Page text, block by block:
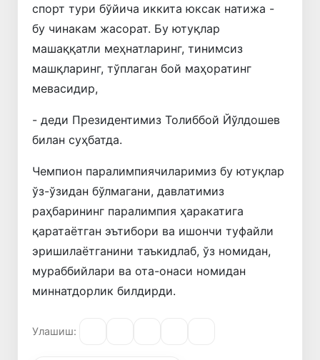
спорт тури бўйича иккита юксак натижа -
бу чинакам жасорат. Бу ютуқлар
машаққатли меҳнатларинг, тинимсиз
машқларинг, тўплаган бой маҳоратинг
мевасидир,
- деди Президентимиз Толиббой Йўлдошев
билан суҳбатда.
Чемпион паралимпиячиларимиз бу ютуқлар
ўз-ўзидан бўлмагани, давлатимиз
раҳбарининг паралимпия ҳаракатига
қаратаётган эътибори ва ишончи туфайли
эришилаётганини таъкидлаб, ўз номидан,
мураббийлари ва ота-онаси номидан
миннатдорлик билдирди.
Улашиш: